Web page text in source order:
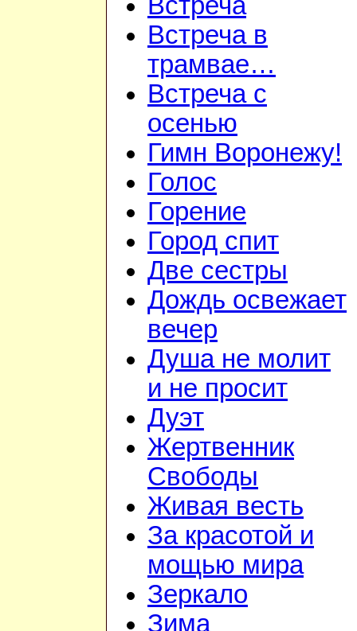
Встреча
Встреча в
трамвае…
Встреча с
осенью
Гимн Воронежу!
Голос
Горение
Город спит
Две сестры
Дождь освежает
вечер
Душа не молит
и не просит
Дуэт
Жертвенник
Свободы
Живая весть
За красотой и
мощью мира
Зеркало
Зима